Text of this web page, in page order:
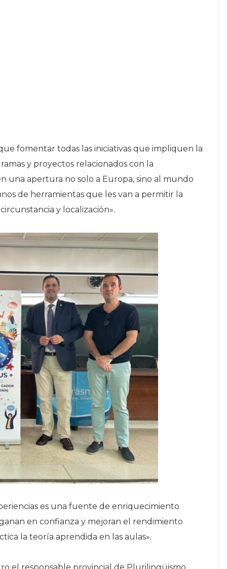
fomentar todas las iniciativas que impliquen la
y proyectos relacionados con la
una apertura no solo a Europa, sino al mundo
de herramientas que les van a permitir la
y localización».
es una fuente de enriquecimiento
en confianza y mejoran el rendimiento
la teoría aprendida en las aulas».
el responsable provincial de Plurilingüismo,